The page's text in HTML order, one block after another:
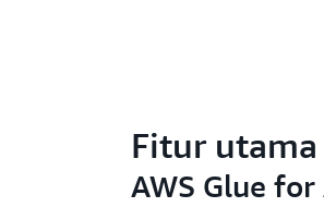
Fitur utama
AWS Glue